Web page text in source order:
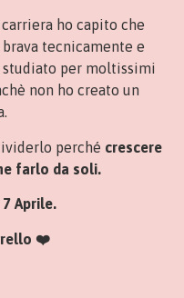
ho capito che
brava tecnicamente e
studiato per moltissimi
non ho creato un
perché crescere
farlo da soli.
Aprile.
❤️